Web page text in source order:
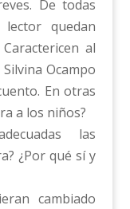
De todas
quedan
al
Ocampo
En otras
a los niños?
las
¿Por qué sí y
cambiado